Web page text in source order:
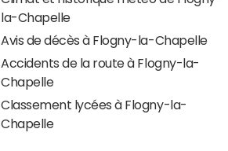
la-Chapelle
Avis de décès à Flogny-la-Chapelle
Accidents de la route à Flogny-la-
Chapelle
Classement lycées à Flogny-la-
Chapelle